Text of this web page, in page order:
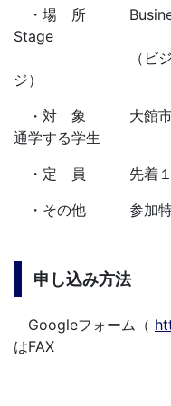
・場 所 Business
Stage
（ビジネスエ
ジ）
・対 象 大館市出
通学する学生
・定 員 先着１
・その他 参加特
申し込み方法
Googleフォーム（
はFAX